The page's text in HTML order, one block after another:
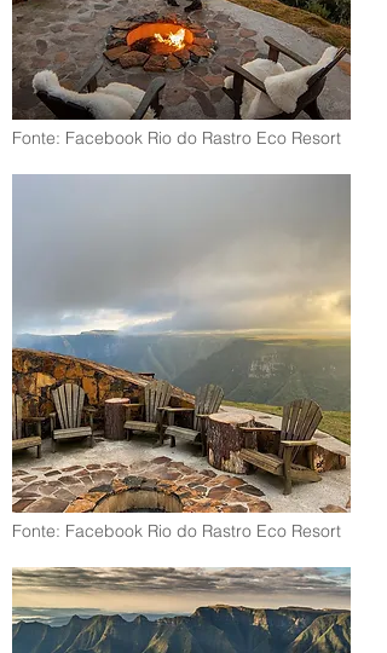
Fonte: Facebook Rio do Rastro Eco Resort
Fonte: Facebook Rio do Rastro Eco Resort